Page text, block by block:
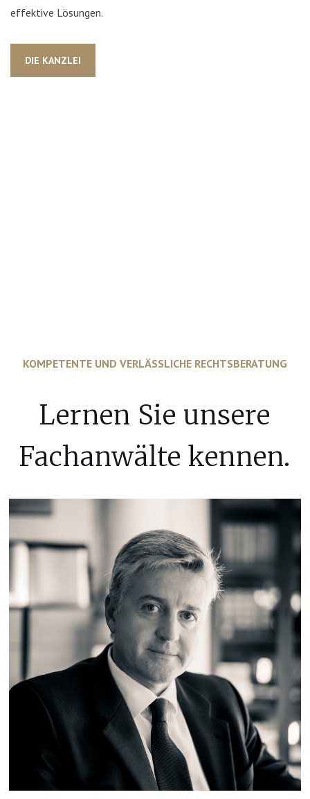
effektive Lösungen.
DIE KANZLEI
KOMPETENTE UND VERLÄSSLICHE RECHTSBERATUNG
Lernen Sie unsere
Fachanwälte kennen.